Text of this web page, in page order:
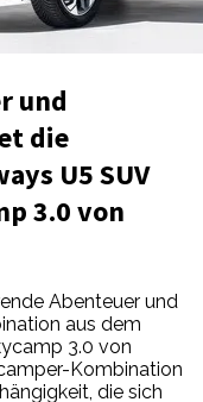
und
die
U5 SUV
3.0 von
Abenteuer und
aus dem
3.0 von
Kombination
die sich